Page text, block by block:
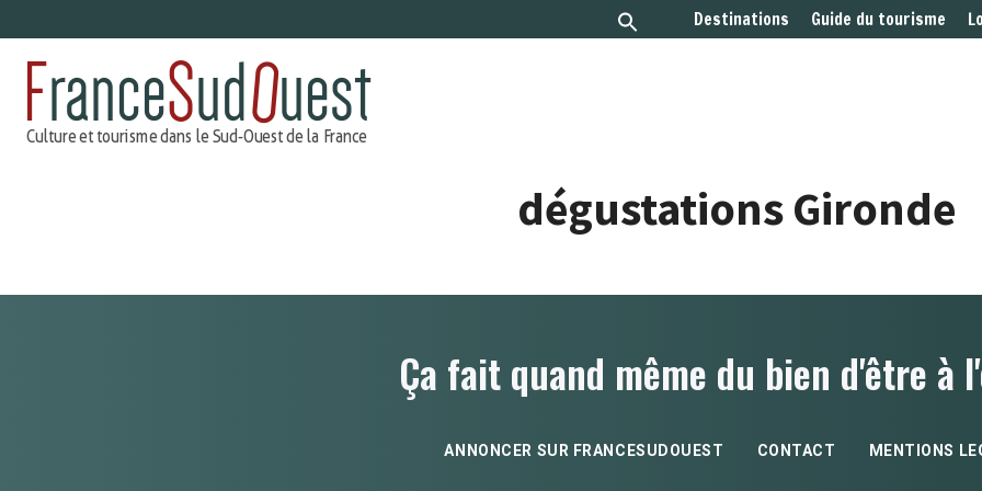
au
contenu
Destinations Guide du tourisme
dégustations Gironde
Ça fait quand même du bien d'être à
ANNONCER SUR FRANCESUDOUEST CONTACT MENTIONS